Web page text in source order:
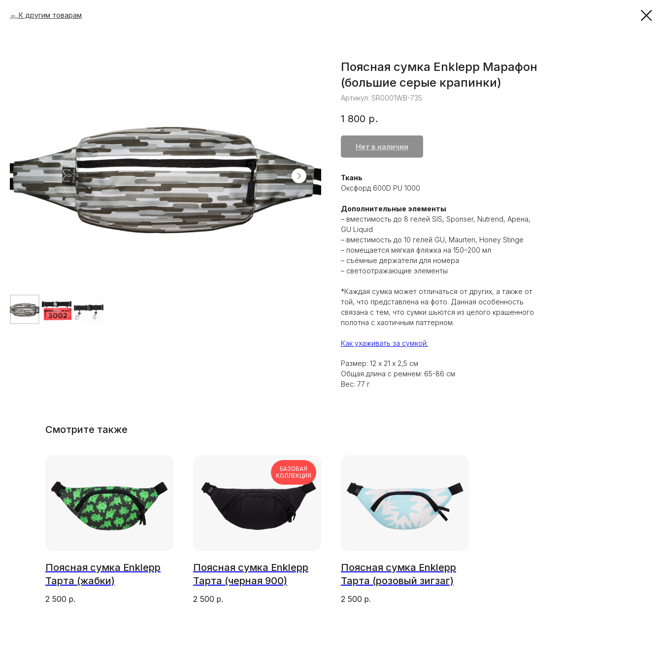
К другим товарам
Поясная сумка Enklepp Марафон
(большие серые крапинки)
Артикул: SR0001WB-735
1 800 р.
Нет в наличии
Ткань
Оксфорд 600D PU 1000
Дополнительные элементы
– вместимость до 8 гелей SIS, Sponser, Nutrend, Арена,
GU Liquid
– вместимость до 10 гелей GU, Maurten, Honey Stinge
– помещается мягкая фляжка на 150–200 мл
– съёмные держатели для номера
– светоотражающие элементы
*Каждая сумка может отличаться от других, а также от
той, что представлена на фото. Данная особенность
связана с тем, что сумки шьются из целого крашенного
полотна с хаотичным паттерном.
Как ухаживать за сумкой.
Размер: 12 х 21 х 2,5 см
Общая длина с ремнем: 65-86 см
Вес: 77 г
Смотрите также
Поясная сумка Enklepp
Тарта (жабки)
2 500 р.
БАЗОВАЯ
КОЛЛЕКЦИЯ
Поясная сумка Enklepp
Тарта (черная 900)
2 500 р.
Поясная сумка Enklepp
Тарта (розовый зигзаг)
2 500 р.